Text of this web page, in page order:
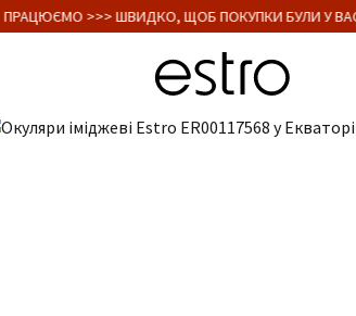
ПРАЦЮЄМО >>> ШВИДКО, ЩОБ ПОКУПКИ БУЛИ У